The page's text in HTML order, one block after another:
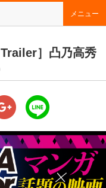
メニュー
］凸乃高秀